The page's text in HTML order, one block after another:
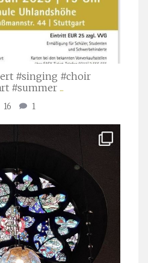
#singing #choir
#summer ...
16 1
Apr. 1